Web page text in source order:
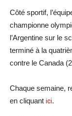
Côté sportif,
championne
l’Argentine sur le
terminé à la
contre le Canada
Chaque semaine,
en cliquant ici.